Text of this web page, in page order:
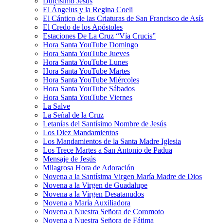
El Ángelus y la Regina Coeli
El Cántico de las Criaturas de San Francisco de Asís
El Credo de los Apóstoles
Estaciones De La Cruz “Vía Crucis”
Hora Santa YouTube Domingo
Hora Santa YouTube Jueves
Hora Santa YouTube Lunes
Hora Santa YouTube Martes
Hora Santa YouTube Miércoles
Hora Santa YouTube Sábados
Hora Santa YouTube Viernes
La Salve
La Señal de la Cruz
Letanías del Santísimo Nombre de Jesús
Los Diez Mandamientos
Los Mandamientos de la Santa Madre Iglesia
Los Trece Martes a San Antonio de Padua
Mensaje de Jesús
Milagrosa Hora de Adoración
Novena a la Santísima Virgen María Madre de Dios
Novena a la Virgen de Guadalupe
Novena a la Virgen Desatanudos
Novena a María Auxiliadora
Novena a Nuestra Señora de Coromoto
Novena a Nuestra Señora de Fátima